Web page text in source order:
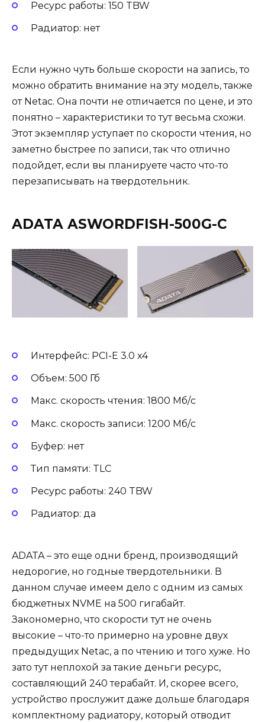
Ресурс работы: 150 TBW
Радиатор: нет
Если нужно чуть больше скорости на запись, то
можно обратить внимание на эту модель, также
от Netac. Она почти не отличается по цене, и это
понятно – характеристики то тут весьма схожи.
Этот экземпляр уступает по скорости чтения, но
заметно быстрее по записи, так что отлично
подойдет, если вы планируете часто что-то
перезаписывать на твердотельник.
ADATA ASWORDFISH-500G-C
Интерфейс: PCI-E 3.0 x4
Объем: 500 Гб
Макс. скорость чтения: 1800 Мб/с
Макс. скорость записи: 1200 Мб/с
Буфер: нет
Тип памяти: TLC
Ресурс работы: 240 TBW
Радиатор: да
ADATA – это еще одни бренд, производящий
недорогие, но годные твердотельники. В
данном случае имеем дело с одним из самых
бюджетных NVME на 500 гигабайт.
Закономерно, что скорости тут не очень
высокие – что-то примерно на уровне двух
предыдущих Netac, а по чтению и того хуже. Но
зато тут неплохой за такие деньги ресурс,
составляющий 240 терабайт. И, скорее всего,
устройство прослужит даже дольше благодаря
комплектному радиатору, который отводит